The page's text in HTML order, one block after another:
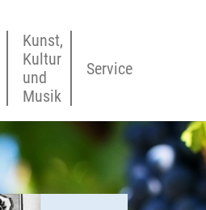
Kunst,
Kultur
und
Musik
Service